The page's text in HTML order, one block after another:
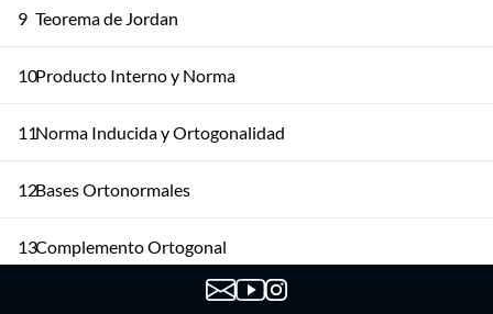
9 Teorema de Jordan
10Producto Interno y Norma
11Norma Inducida y Ortogonalidad
12Bases Ortonormales
13Complemento Ortogonal